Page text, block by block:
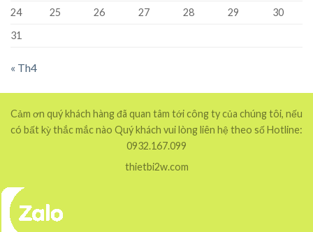
24
25 26 27 28 29
30
31
« Th4
Cảm ơn quý khách hàng đã quan tâm tới công ty của chúng tôi, nếu
có bất kỳ thắc mắc nào Quý khách vui lòng liên hệ theo số Hotline:
0932.167.099
thietbi2w.com